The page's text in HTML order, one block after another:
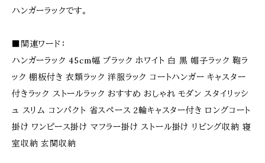
ハンガーラックです。
■関連ワード：
ハンガーラック 45cm幅 ブラック ホワイト 白 黒 帽子ラック 鞄ラ
ック 棚板付き 衣類ラック 洋服ラック コートハンガー キャスター
付きラック ストールラック おすすめ おしゃれ モダン スタイリッシ
ュ スリム コンパクト 省スペース 2輪キャスター付き ロングコート
掛け ワンピース掛け マフラー掛け ストール掛け リビング収納 寝
室収納 玄関収納